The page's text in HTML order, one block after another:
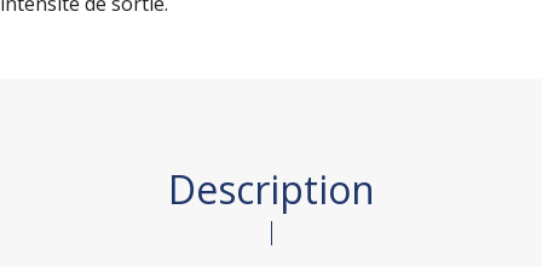
Description